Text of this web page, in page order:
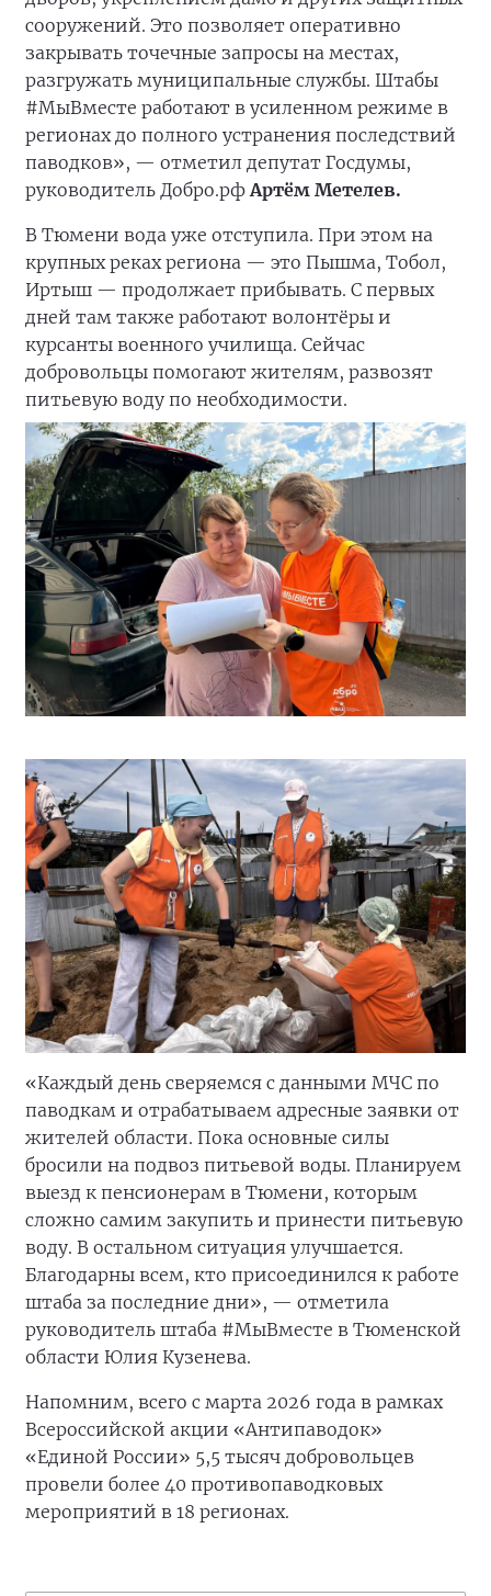
сооружений. Это позволяет оперативно
закрывать точечные запросы на местах,
разгружать муниципальные службы. Штабы
#МыВместе работают в усиленном режиме в
регионах до полного устранения последствий
паводков», — отметил депутат Госдумы,
руководитель Добро.рфАртём Метелев.
В Тюмени вода уже отступила. При этом на
крупных реках региона — это Пышма, Тобол,
Иртыш — продолжает прибывать. С первых
дней там также работают волонтёры и
курсанты военного училища. Сейчас
добровольцы помогают жителям, развозят
питьевую воду по необходимости.
«Каждый день сверяемся с данными МЧС по
паводкам и отрабатываем адресные заявки от
жителей области. Пока основные силы
бросили на подвоз питьевой воды. Планируем
выезд к пенсионерам в Тюмени, которым
сложно самим закупить и принести питьевую
воду. В остальном ситуация улучшается.
Благодарны всем, кто присоединился к работе
штаба за последние дни», — отметила
руководитель штаба #МыВместе в Тюменской
области Юлия Кузенева.
Напомним, всего с марта 2026 года в рамках
Всероссийской акции «Антипаводок»
«Единой России» 5,5 тысяч добровольцев
провели более 40 противопаводковых
мероприятий в 18 регионах.